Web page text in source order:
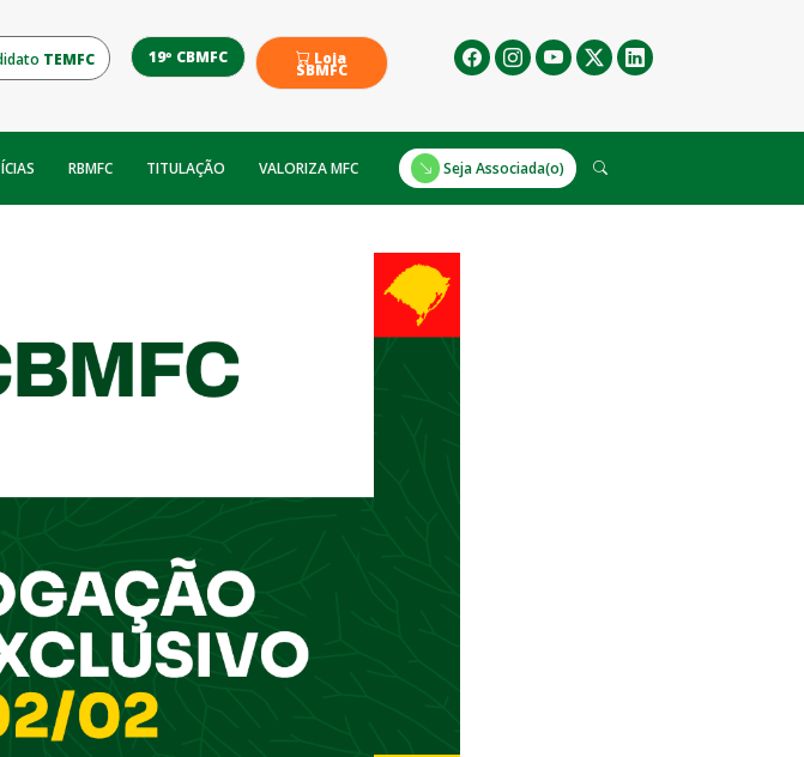
TEMFC 19º CBMFC Loja
SBMFC
RBMFC TITULAÇÃO VALORIZA MFC Seja Associada(o)